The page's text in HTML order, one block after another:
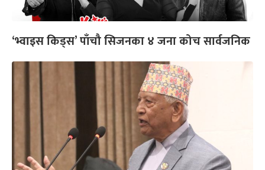
‘भ्वाइस किड्स’ पाँचौ सिजनका ४ जना कोच सार्वजनिक